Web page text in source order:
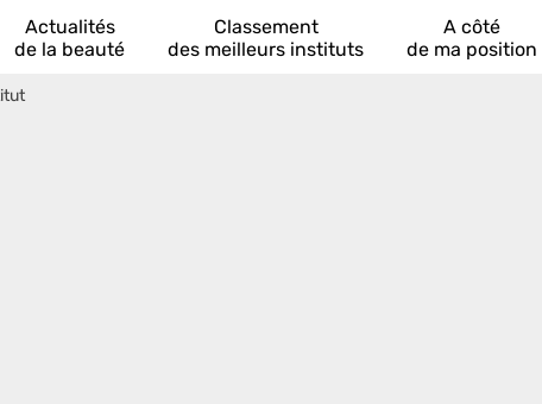
Actualités
de la beauté
Classement
des meilleurs instituts
A côté
de ma position